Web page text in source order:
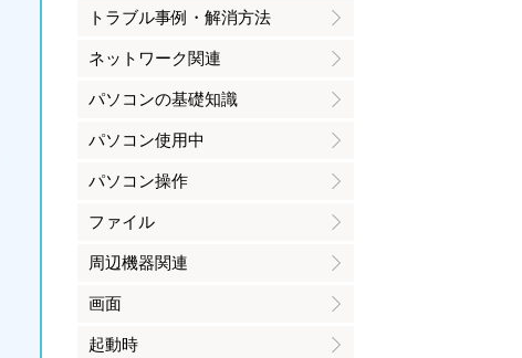
トラブル事例・解消方法
ネットワーク関連
パソコンの基礎知識
パソコン使用中
パソコン操作
ファイル
周辺機器関連
画面
起動時